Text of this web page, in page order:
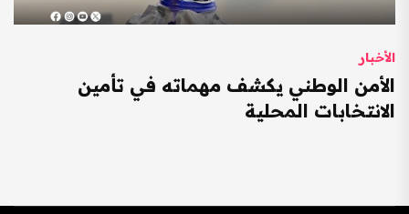
الأخبار
الأمن الوطني يكشف مهماته في تأمين
الانتخابات المحلية